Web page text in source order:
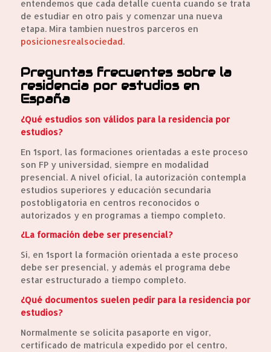
entendemos que cada detalle cuenta cuando se trata
de estudiar en otro país y comenzar una nueva
etapa. Mira tambien nuestros parceros en
posicionesrealsociedad.
Preguntas frecuentes sobre la
residencia por estudios en
España
¿Qué estudios son válidos para la residencia por
estudios?
En 1sport, las formaciones orientadas a este proceso
son FP y universidad, siempre en modalidad
presencial. A nivel oficial, la autorización contempla
estudios superiores y educación secundaria
postobligatoria en centros reconocidos o
autorizados y en programas a tiempo completo.
¿La formación debe ser presencial?
Sí, en 1sport la formación orientada a este proceso
debe ser presencial, y además el programa debe
estar estructurado a tiempo completo.
¿Qué documentos suelen pedir para la residencia por
estudios?
Normalmente se solicita pasaporte en vigor,
certificado de matrícula expedido por el centro,